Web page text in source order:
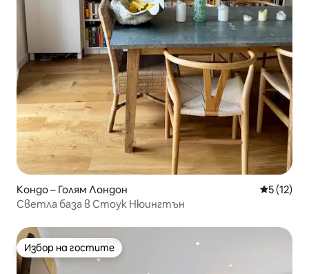
Кондо – Голям Лондон Средна
5 (12)
Светла база в Стоук Нюингтън
Избор на гостите
Избор на гостите